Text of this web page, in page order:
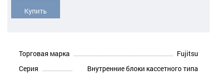
Купить
Торговая марка
Fujitsu
Серия
Внутренние блоки кассетного типа